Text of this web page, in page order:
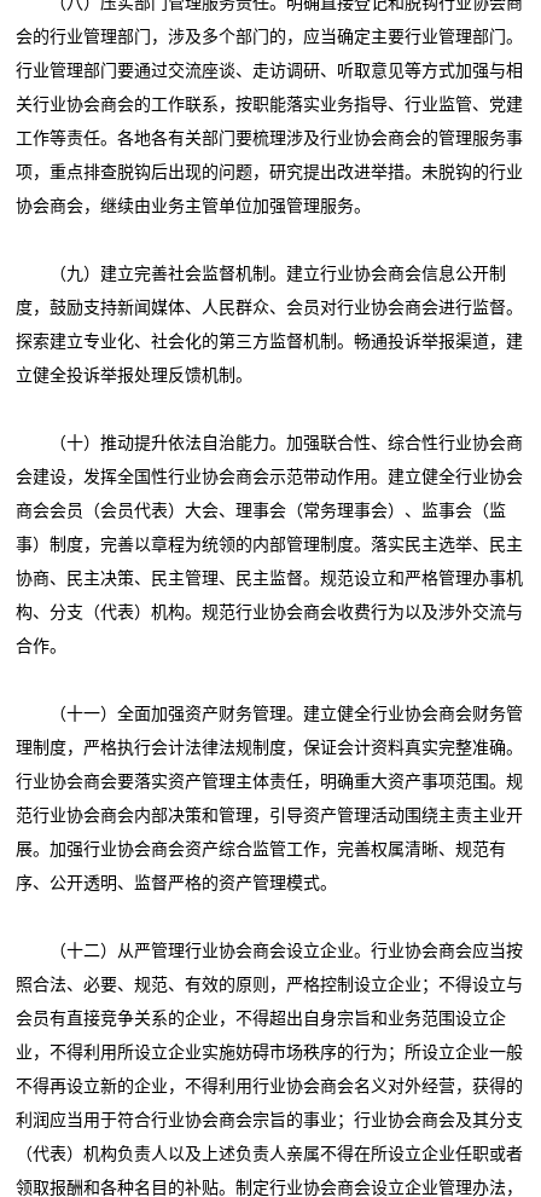
会的行业管理部门，涉及多个部门的，应当确定主要行业管理部门。
行业管理部门要通过交流座谈、走访调研、听取意见等方式加强与相
关行业协会商会的工作联系，按职能落实业务指导、行业监管、党建
工作等责任。各地各有关部门要梳理涉及行业协会商会的管理服务事
项，重点排查脱钩后出现的问题，研究提出改进举措。未脱钩的行业
协会商会，继续由业务主管单位加强管理服务。
（九）建立完善社会监督机制。建立行业协会商会信息公开制
度，鼓励支持新闻媒体、人民群众、会员对行业协会商会进行监督。
探索建立专业化、社会化的第三方监督机制。畅通投诉举报渠道，建
立健全投诉举报处理反馈机制。
（十）推动提升依法自治能力。加强联合性、综合性行业协会商
会建设，发挥全国性行业协会商会示范带动作用。建立健全行业协会
商会会员（会员代表）大会、理事会（常务理事会）、监事会（监
事）制度，完善以章程为统领的内部管理制度。落实民主选举、民主
协商、民主决策、民主管理、民主监督。规范设立和严格管理办事机
构、分支（代表）机构。规范行业协会商会收费行为以及涉外交流与
合作。
（十一）全面加强资产财务管理。建立健全行业协会商会财务管
理制度，严格执行会计法律法规制度，保证会计资料真实完整准确。
行业协会商会要落实资产管理主体责任，明确重大资产事项范围。规
范行业协会商会内部决策和管理，引导资产管理活动围绕主责主业开
展。加强行业协会商会资产综合监管工作，完善权属清晰、规范有
序、公开透明、监督严格的资产管理模式。
（十二）从严管理行业协会商会设立企业。行业协会商会应当按
照合法、必要、规范、有效的原则，严格控制设立企业；不得设立与
会员有直接竞争关系的企业，不得超出自身宗旨和业务范围设立企
业，不得利用所设立企业实施妨碍市场秩序的行为；所设立企业一般
不得再设立新的企业，不得利用行业协会商会名义对外经营，获得的
利润应当用于符合行业协会商会宗旨的事业；行业协会商会及其分支
（代表）机构负责人以及上述负责人亲属不得在所设立企业任职或者
领取报酬和各种名目的补贴。制定行业协会商会设立企业管理办法，